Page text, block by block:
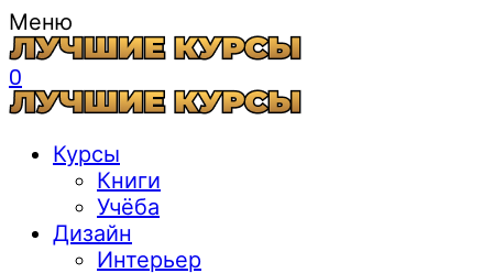
Меню
0
Курсы
Книги
Учёба
Дизайн
Интерьер